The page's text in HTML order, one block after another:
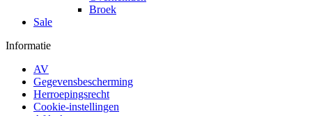
Broek
Sale
Informatie
AV
Gegevensbescherming
Herroepingsrecht
Cookie-instellingen